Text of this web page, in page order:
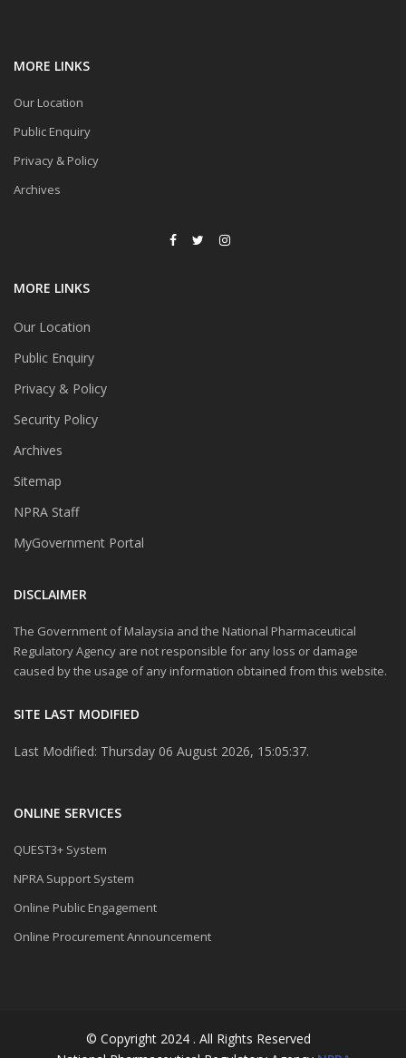
MORE LINKS
Our Location
Public Enquiry
Privacy & Policy
Archives
MORE LINKS
Our Location
Public Enquiry
Privacy & Policy
Security Policy
Archives
Sitemap
NPRA Staff
MyGovernment Portal
DISCLAIMER
The Government of Malaysia and the National Pharmaceutical
Regulatory Agency are not responsible for any loss or damage
caused by the usage of any information obtained from this website.
SITE LAST MODIFIED
Last Modified: Thursday 06 August 2026, 15:05:37.
ONLINE SERVICES
QUEST3+ System
NPRA Support System
Online Public Engagement
Online Procurement Announcement
© Copyright 2024 . All Rights Reserved